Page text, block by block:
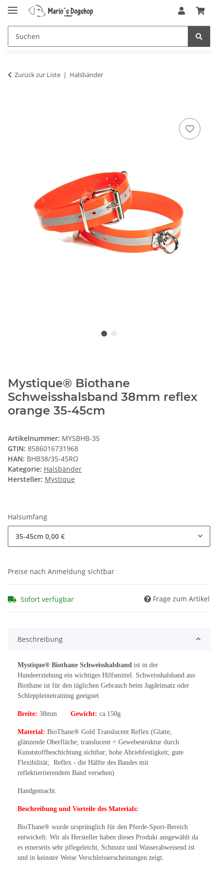
Zurück zur Liste Halsbänder
Mystique® Biothane
Schweisshalsband 38mm reflex
orange 35-45cm
Artikelnummer: MYSBHB-35
GTIN: 8586016731968
HAN: BHB38/35-45RO
Kategorie: Halsbänder
Hersteller: Mystique
Halsumfang
35-45cm 0,00 €
Preise nach Anmeldung sichtbar
Sofort verfügbar Frage zum Artikel
Beschreibung
Mystique® Biothane Schweisshalsband ist in der
Hundeerziehung ein wichtiges Hilfsmittel. Schweisshalsband aus
Biothane ist für den täglichen Gebrauch beim Jagdeinsatz oder
Schleppleinetraining geeignet.
Breite: 38mm Gewicht: ca.150g
Material: BioThane® Gold Translucent Reflex (Glatte,
glänzende Oberfläche; translucent = Gewebestruktur durch
Kunststoffbeschichtung sichtbar; hohe Abriebfestigkeit; gute
Flexibilität; Reflex - die Hälfte des Bandes mit
reflektiertierendem Band versehen)
Handgemacht.
Beschreibung und Vorteile des Materials:
BioThane® wurde ursprünglich für den Pferde-Sport-Bereich
entwickelt. Wir als Hersteller haben dieses Produkt ausgewählt da
es einerseits sehr pflegeleicht, Schmutz und Wasserabweisend ist
und in keinster Weise Verschleisserscheinungen zeigt.